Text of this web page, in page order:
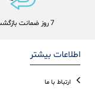
7 روز ضمانت بازگشت
اطلاعات بیشتر
ارتباط با ما